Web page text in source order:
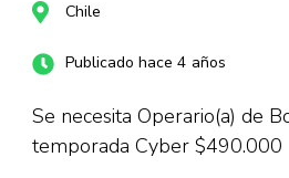
Chile
Publicado hace 4 años
Se necesita Operario(a) de
temporada Cyber $490.000